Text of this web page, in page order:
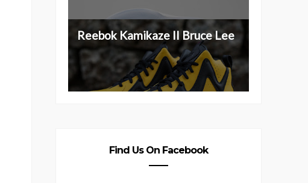
Reebok Kamikaze II Bruce Lee
Find Us On Facebook